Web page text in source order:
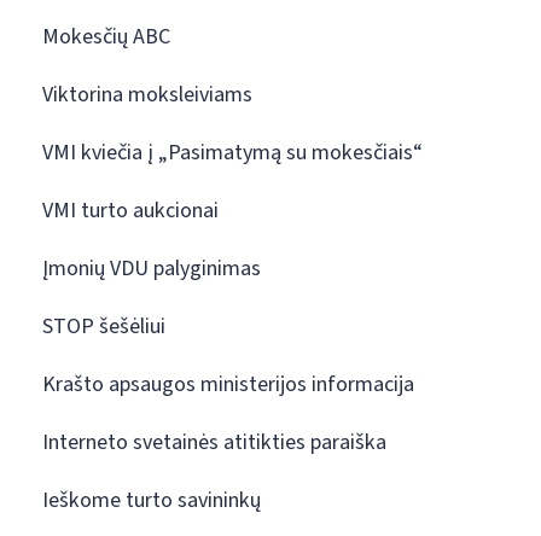
Mokesčių ABC
Viktorina moksleiviams
VMI kviečia į „Pasimatymą su mokesčiais“
VMI turto aukcionai
Įmonių VDU palyginimas
STOP šešėliui
Krašto apsaugos ministerijos informacija
Interneto svetainės atitikties paraiška
Ieškome turto savininkų